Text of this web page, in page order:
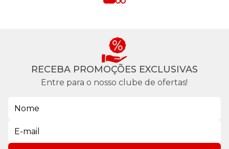
RECEBA PROMOÇÕES EXCLUSIVAS
Entre para o nosso clube de ofertas!